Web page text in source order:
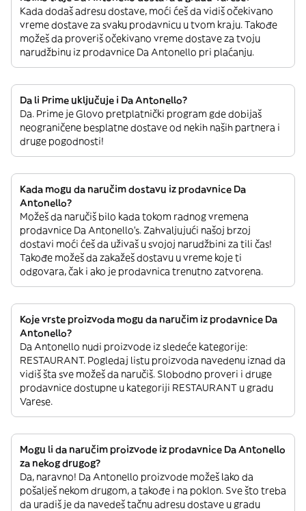
Kada dodaš adresu dostave, moći ćeš da vidiš očekivano
vreme dostave za svaku prodavnicu u tvom kraju. Takođe
možeš da proveriš očekivano vreme dostave za tvoju
narudžbinu iz prodavnice Da Antonello pri plaćanju.
Da li Prime uključuje i Da Antonello?
Da. Prime je Glovo pretplatnički program gde dobijaš
neograničene besplatne dostave od nekih naših partnera i
druge pogodnosti!
Kada mogu da naručim dostavu iz prodavnice Da
Antonello?
Možeš da naručiš bilo kada tokom radnog vremena
prodavnice Da Antonello’s. Zahvaljujući našoj brzoj
dostavi moći ćeš da uživaš u svojoj narudžbini za tili čas!
Takođe možeš da zakažeš dostavu u vreme koje ti
odgovara, čak i ako je prodavnica trenutno zatvorena.
Koje vrste proizvoda mogu da naručim iz prodavnice Da
Antonello?
Da Antonello nudi proizvode iz sledeće kategorije:
RESTAURANT. Pogledaj listu proizvoda navedenu iznad da
vidiš šta sve možeš da naručiš. Slobodno proveri i druge
prodavnice dostupne u kategoriji RESTAURANT u gradu
Varese.
Mogu li da naručim proizvode iz prodavnice Da Antonello
za nekog drugog?
Da, naravno! Da Antonello proizvode možeš lako da
pošalješ nekom drugom, a takođe i na poklon. Sve što treba
da uradiš je da navedeš tačnu adresu dostave u gradu